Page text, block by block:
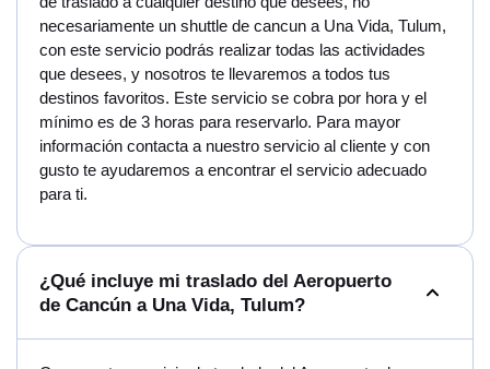
necesariamente un shuttle de cancun a Una Vida, Tulum,
con este servicio podrás realizar todas las actividades
que desees, y nosotros te llevaremos a todos tus
destinos favoritos. Este servicio se cobra por hora y el
mínimo es de 3 horas para reservarlo. Para mayor
información contacta a nuestro servicio al cliente y con
gusto te ayudaremos a encontrar el servicio adecuado
para ti.
¿Qué incluye mi traslado del Aeropuerto
de Cancún a Una Vida, Tulum?